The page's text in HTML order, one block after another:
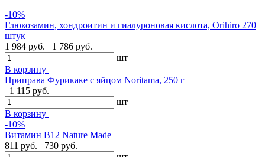
-10%
Глюкозамин, хондроитин и гиалуроновая кислота, Orihiro 270
штук
1 984 руб.
1 786 руб.
шт
В корзину
Приправа Фурикаке с яйцом Noritama, 250 г
1 115 руб.
шт
В корзину
-10%
Витамин В12 Nature Made
811 руб.
730 руб.